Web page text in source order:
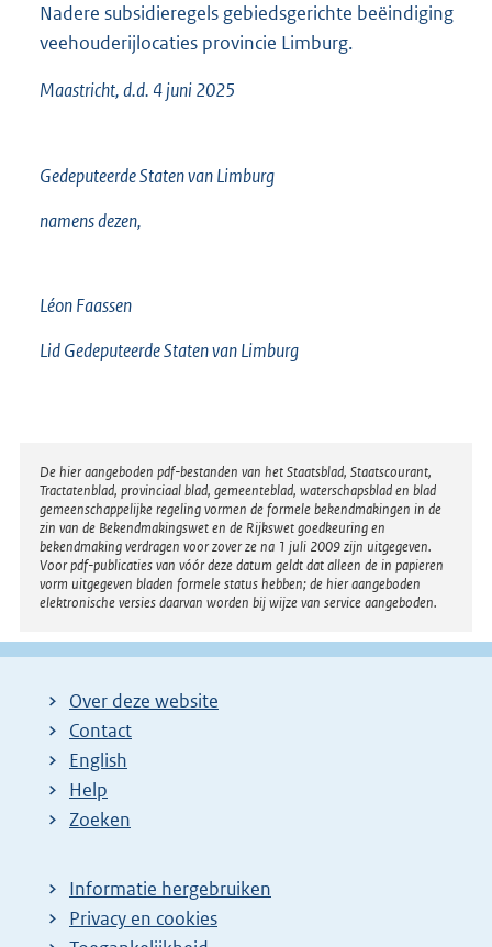
Nadere subsidieregels gebiedsgerichte beëindiging
veehouderijlocaties provincie Limburg.
Maastricht, d.d. 4 juni 2025
Gedeputeerde Staten van Limburg
namens dezen,
Léon Faassen
Lid Gedeputeerde Staten van Limburg
Disclaimer
De hier aangeboden pdf-bestanden van het Staatsblad, Staatscourant,
Tractatenblad, provinciaal blad, gemeenteblad, waterschapsblad en blad
gemeenschappelijke regeling vormen de formele bekendmakingen in de
zin van de Bekendmakingswet en de Rijkswet goedkeuring en
bekendmaking verdragen voor zover ze na 1 juli 2009 zijn uitgegeven.
Voor pdf-publicaties van vóór deze datum geldt dat alleen de in papieren
vorm uitgegeven bladen formele status hebben; de hier aangeboden
elektronische versies daarvan worden bij wijze van service aangeboden.
Over deze website
Contact
English
Help
Zoeken
Informatie hergebruiken
Privacy en cookies